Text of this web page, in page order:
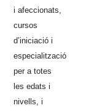
i afeccionats,
cursos
d’iniciació i
especialització
per a totes
les edats i
nivells, i